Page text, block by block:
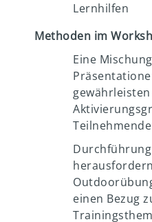
Lernhilfen
Methoden im
Eine
einen Bezug